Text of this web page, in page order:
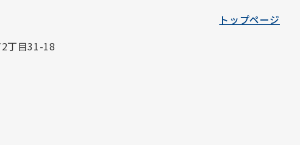
丁目31-18
トップページ